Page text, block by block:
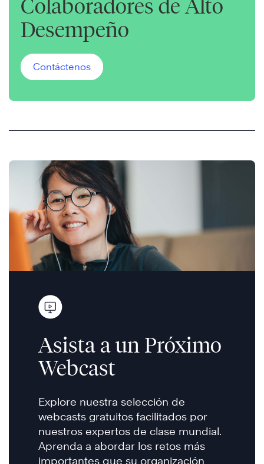
Colaboradores de Alto
Desempeño
Contáctenos
Asista a un Próximo
Webcast
Explore nuestra selección de
webcasts gratuitos facilitados por
nuestros expertos de clase mundial.
Aprenda a abordar los retos más
importantes que su organización